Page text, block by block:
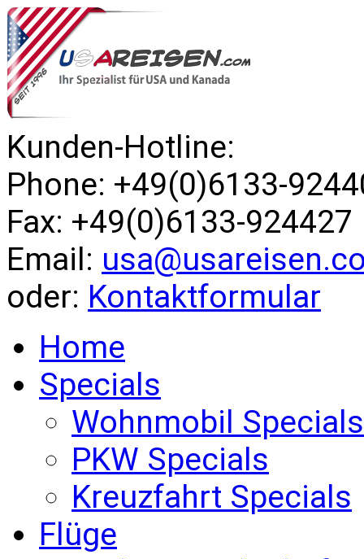
Kunden-Hotline:
Phone: +49(0)6133-
Fax: +49(0)6133-924427
Email:
oder: Kontaktformular
Home
Specials
Wohnmobil Specials
PKW Specials
Kreuzfahrt Specials
Flüge